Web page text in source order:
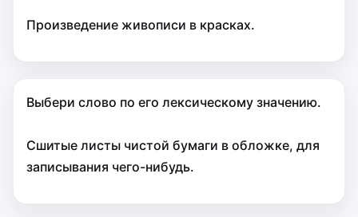
Произведение живописи в красках.
Выбери слово по его лексическому значению.
Сшитые листы чистой бумаги в обложке, для
записывания чего-нибудь.